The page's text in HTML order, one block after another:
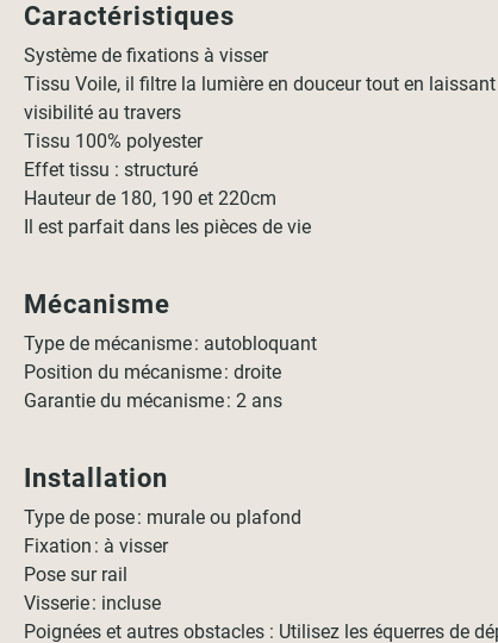
Caractéristiques
Système de fixations à visser
Tissu Voile, il filtre la lumière en douceur tout en
visibilité au travers
Tissu 100% polyester
Effet tissu : structuré
Hauteur de 180, 190 et 220cm
Il est parfait dans les pièces de vie
Mécanisme
Type de mécanisme : autobloquant
Position du mécanisme : droite
Garantie du mécanisme : 2 ans
Installation
Type de pose : murale ou plafond
Fixation : à visser
Pose sur rail
Visserie : incluse
Poignées et autres obstacles : Utilisez les équerres de